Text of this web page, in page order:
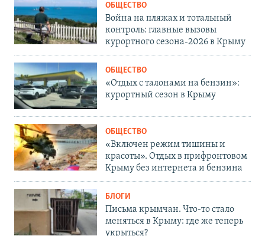
ОБЩЕСТВО
Война на пляжах и тотальный
контроль: главные вызовы
курортного сезона-2026 в Крыму
ОБЩЕСТВО
«Отдых с талонами на бензин»:
курортный сезон в Крыму
ОБЩЕСТВО
«Включен режим тишины и
красоты». Отдых в прифронтовом
Крыму без интернета и бензина
БЛОГИ
Письма крымчан. Что-то стало
меняться в Крыму: где же теперь
укрыться?